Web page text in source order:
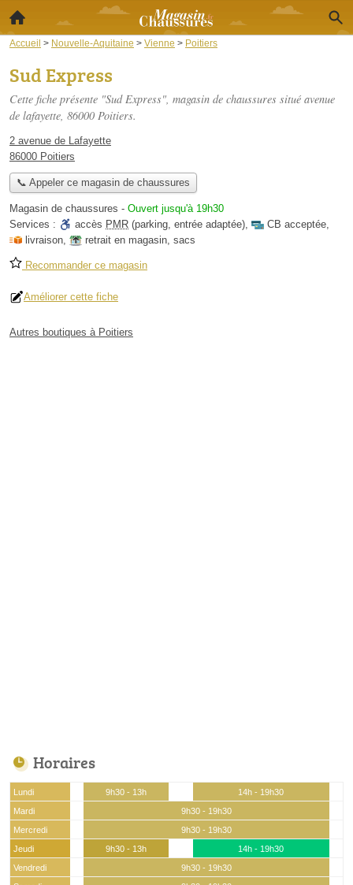
Accueil > Nouvelle-Aquitaine > Vienne > Poitiers
Sud Express
Cette fiche présente "Sud Express", magasin de chaussures situé avenue
de lafayette, 86000 Poitiers.
2 avenue de Lafayette
86000 Poitiers
📞 Appeler ce magasin de chaussures
Magasin de chaussures - Ouvert jusqu'à 19h30
Services :
accès PMR (parking, entrée adaptée), CB acceptée,
livraison, retrait en magasin, sacs
Recommander ce magasin
Améliorer cette fiche
Autres boutiques à Poitiers
Horaires
Lundi 9h30 - 13h
14h - 19h30
Mardi
9h30 - 19h30
Mercredi
9h30 - 19h30
Jeudi
9h30 - 13h
14h - 19h30
Vendredi
9h30 - 19h30